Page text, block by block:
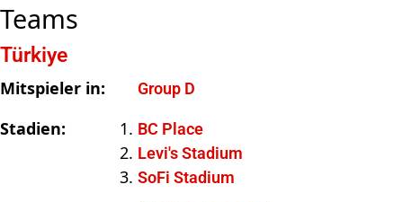
Teams
Türkiye
Mitspieler in: Group D
Stadien:
BC Place
Levi's Stadium
SoFi Stadium